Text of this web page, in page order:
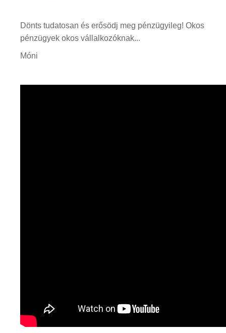
Dönts tudatosan és erősödj meg pénzügyileg! Okos
pénzügyek okos vállalkozóknak...
Móni